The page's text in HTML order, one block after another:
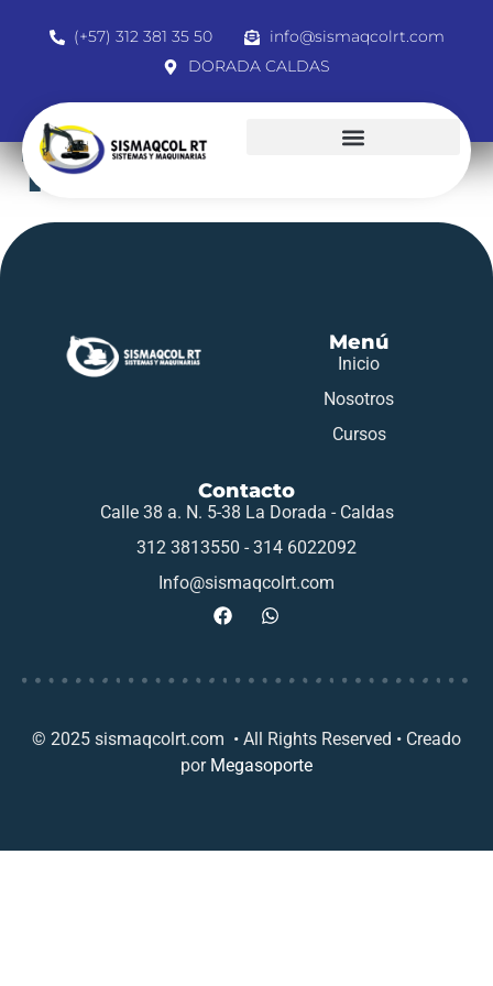
(+57) 312 381 35 50
info@sismaqcolrt.com
DORADA CALDAS
1032797904
Menú
Inicio
Nosotros
Cursos
Contacto
Calle 38 a. N. 5-38 La Dorada - Caldas
312 3813550 - 314 6022092
Info@sismaqcolrt.com
© 2025 sismaqcolrt.com • All Rights Reserved • Creado
por Megasoporte